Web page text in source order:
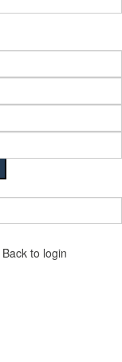
Back to login